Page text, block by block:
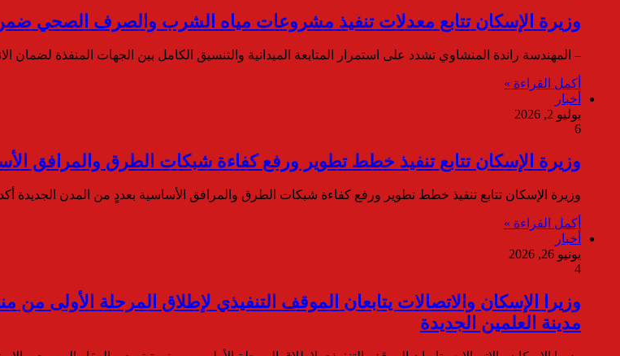
وزيرة الإسكان تتابع معدلات تنفيذ مشروعات مياه الشرب والصرف الصحي ضمن
– المهندسة راندة المنشاوي تشدد على استمرار المتابعة الميدانية والتنسيق الكامل بين الجهات المنفذة
أكمل القراءة »
أخبار
يوليو 2, 2026
6
وزيرة الإسكان تتابع تنفيذ خطط تطوير ورفع كفاءة شبكات الطرق والمرافق
وزيرة الإسكان تتابع تنفيذ خطط تطوير ورفع كفاءة شبكات الطرق والمرافق الأساسية بعددٍ من المدن الجديدة
أكمل القراءة »
أخبار
يونيو 26, 2026
4
وزيرا الإسكان والاتصالات يتابعان الموقف التنفيذي لإطلاق المرحلة الأولى
مدينة العلمين الجديدة